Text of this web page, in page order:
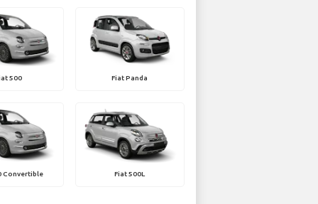
500 Fiat Panda
Convertible Fiat 500L